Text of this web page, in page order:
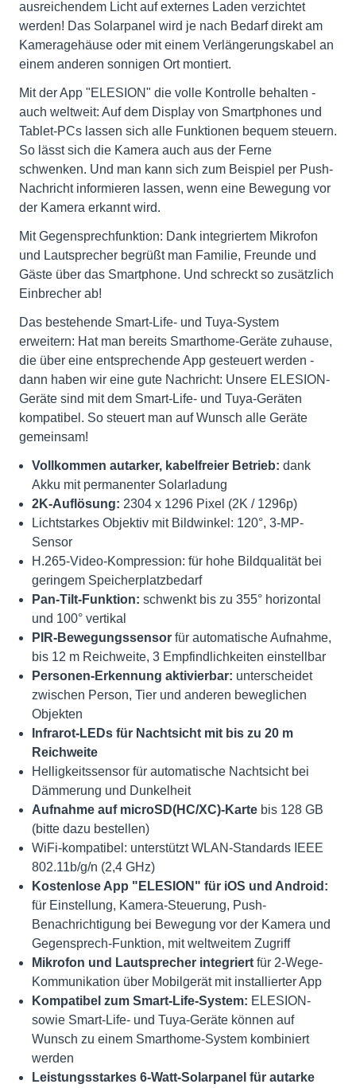
ausreichendem Licht auf externes Laden verzichtet
werden! Das Solarpanel wird je nach Bedarf direkt am
Kameragehäuse oder mit einem Verlängerungskabel an
einem anderen sonnigen Ort montiert.
Mit der App "ELESION" die volle Kontrolle behalten -
auch weltweit: Auf dem Display von Smartphones und
Tablet-PCs lassen sich alle Funktionen bequem steuern.
So lässt sich die Kamera auch aus der Ferne
schwenken. Und man kann sich zum Beispiel per Push-
Nachricht informieren lassen, wenn eine Bewegung vor
der Kamera erkannt wird.
Mit Gegensprechfunktion: Dank integriertem Mikrofon
und Lautsprecher begrüßt man Familie, Freunde und
Gäste über das Smartphone. Und schreckt so zusätzlich
Einbrecher ab!
Das bestehende Smart-Life- und Tuya-System
erweitern: Hat man bereits Smarthome-Geräte zuhause,
die über eine entsprechende App gesteuert werden -
dann haben wir eine gute Nachricht: Unsere ELESION-
Geräte sind mit dem Smart-Life- und Tuya-Geräten
kompatibel. So steuert man auf Wunsch alle Geräte
gemeinsam!
Vollkommen autarker, kabelfreier Betrieb: dank
Akku mit permanenter Solarladung
2K-Auflösung: 2304 x 1296 Pixel (2K / 1296p)
Lichtstarkes Objektiv mit Bildwinkel: 120°, 3-MP-
Sensor
H.265-Video-Kompression: für hohe Bildqualität bei
geringem Speicherplatzbedarf
Pan-Tilt-Funktion: schwenkt bis zu 355° horizontal
und 100° vertikal
PIR-Bewegungssensor für automatische Aufnahme,
bis 12 m Reichweite, 3 Empfindlichkeiten einstellbar
Personen-Erkennung aktivierbar: unterscheidet
zwischen Person, Tier und anderen beweglichen
Objekten
Infrarot-LEDs für Nachtsicht mit bis zu 20 m
Reichweite
Helligkeitssensor für automatische Nachtsicht bei
Dämmerung und Dunkelheit
Aufnahme auf microSD(HC/XC)-Karte bis 128 GB
(bitte dazu bestellen)
WiFi-kompatibel: unterstützt WLAN-Standards IEEE
802.11b/g/n (2,4 GHz)
Kostenlose App "ELESION" für iOS und Android:
für Einstellung, Kamera-Steuerung, Push-
Benachrichtigung bei Bewegung vor der Kamera und
Gegensprech-Funktion, mit weltweitem Zugriff
Mikrofon und Lautsprecher integriert für 2-Wege-
Kommunikation über Mobilgerät mit installierter App
Kompatibel zum Smart-Life-System: ELESION-
sowie Smart-Life- und Tuya-Geräte können auf
Wunsch zu einem Smarthome-System kombiniert
werden
Leistungsstarkes 6-Watt-Solarpanel für autarke